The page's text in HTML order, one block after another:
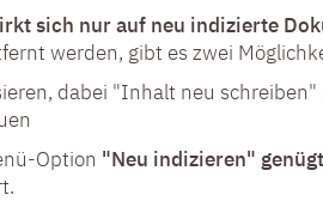
sich nur auf neu indizierte
werden, gibt es zwei
dabei "Inhalt neu
Option "Neu indizieren"